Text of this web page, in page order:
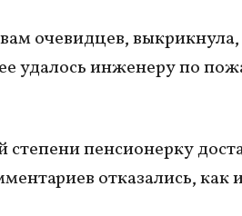
очевидцев, выкрикнула,
удалось инженеру по
степени пенсионерку
отказались,